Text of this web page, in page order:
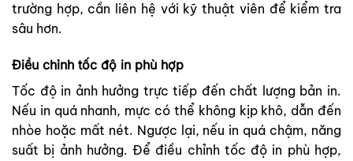
trường hợp, cần liên hệ với kỹ thuật viên để kiểm tra
sâu hơn.
Điều chỉnh tốc độ in phù hợp
Tốc độ in ảnh hưởng trực tiếp đến chất lượng bản in.
Nếu in quá nhanh, mực có thể không kịp khô, dẫn đến
nhòe hoặc mất nét. Ngược lại, nếu in quá chậm, năng
suất bị ảnh hưởng. Để điều chỉnh tốc độ in phù hợp,